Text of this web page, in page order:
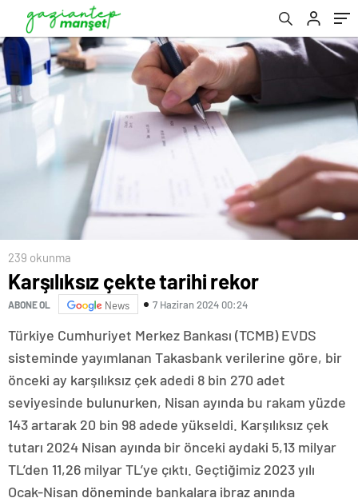
239 okunma
Karşılıksız çekte tarihi rekor
ABONE OL News 7 Haziran 2024 00:24
Türkiye Cumhuriyet Merkez Bankası (TCMB) EVDS
sisteminde yayımlanan Takasbank verilerine göre, bir
önceki ay karşılıksız çek adedi 8 bin 270 adet
seviyesinde bulunurken, Nisan ayında bu rakam yüzde
143 artarak 20 bin 98 adede yükseldi. Karşılıksız çek
tutarı 2024 Nisan ayında bir önceki aydaki 5,13 milyar
TL’den 11,26 milyar TL’ye çıktı. Geçtiğimiz 2023 yılı
Ocak-Nisan döneminde bankalara ibraz anında